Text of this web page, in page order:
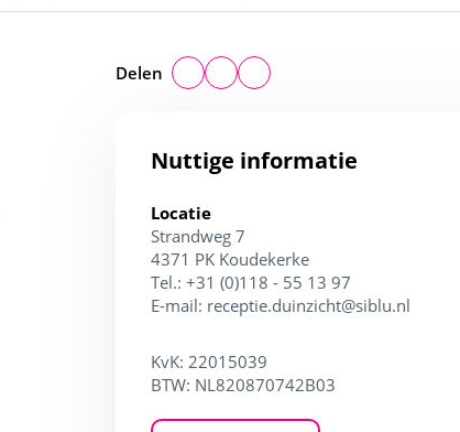
Delen
Nuttige informatie
Locatie
Strandweg 7
4371 PK Koudekerke
Tel.: +31 (0)118 - 55 13 97
E-mail: receptie.duinzicht@siblu.nl
KvK: 22015039
BTW: NL820870742B03